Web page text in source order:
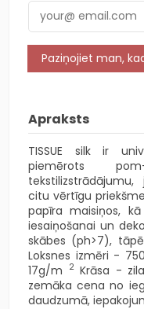
Apraksts
TISSUE silk ir
piemērots
citu vērtīgu
papīra maisiņos,
iesaiņošanai un
skābes (ph>7),
Loksnes izmēri -
17g/m
2 Krāsa -
zemāka cena no
daudzumā,